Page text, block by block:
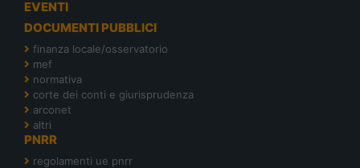
EVENTI
DOCUMENTI PUBBLICI
finanza locale/osservatorio
mef
normativa
corte dei conti e giurisprudenza
arconet
altri
PNRR
regolamenti ue pnrr